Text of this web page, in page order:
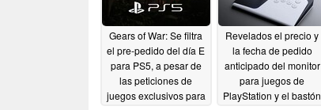
Gears of War: Se filtra
el pre-pedido del día E
para PS5, a pesar de
las peticiones de
juegos exclusivos para
Revelados el precio y
la fecha de pedido
anticipado del monitor
para juegos de
PlayStation y el bastón